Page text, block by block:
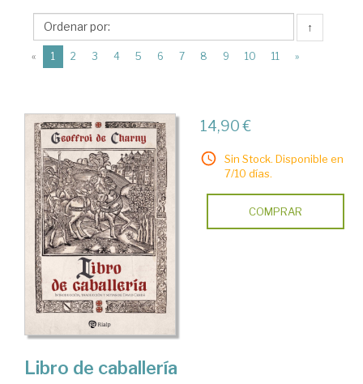
>
Historia
universal
Historia
Medieval
Obras
generales.
Fuentes
↑
« 1 (current)
2 3 4 5 6 7 8 9 10 11 »
14,90 €
Sin Stock. Disponible en
7/10 días.
COMPRAR
Libro de caballería